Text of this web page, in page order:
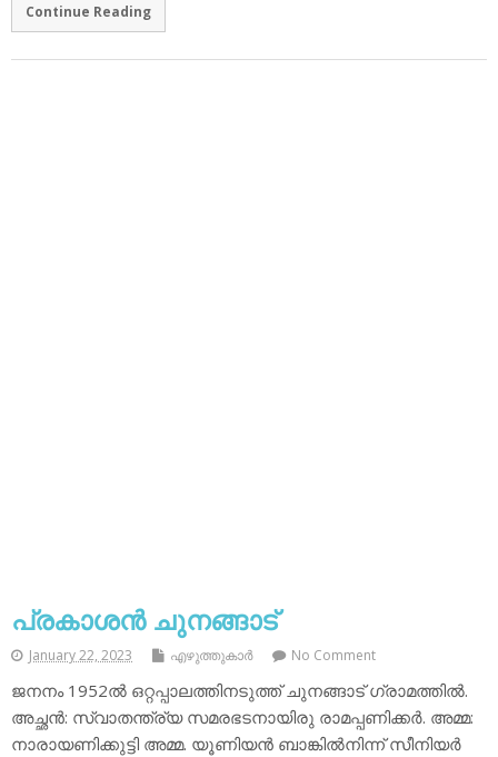
Continue Reading
പ്രകാശന്‍ ചുനങ്ങാട്
January 22, 2023 എഴുത്തുകാര്‍ No Comment
ജനനം 1952ല്‍ ഒറ്റപ്പാലത്തിനടുത്ത് ചുനങ്ങാട് ഗ്രാമത്തില്‍.
അച്ഛന്‍: സ്വാതന്ത്ര്യ സമരഭടനായിരു രാമപ്പണിക്കര്‍. അമ്മ:
നാരായണിക്കുട്ടി അമ്മ. യൂണിയന്‍ ബാങ്കില്‍നിന്ന് സീനിയര്‍